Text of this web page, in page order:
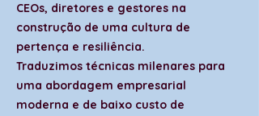
CEOs, diretores e gestores na
construção de uma cultura de
pertença e resiliência.
Traduzimos técnicas milenares para
uma abordagem empresarial
moderna e de baixo custo de